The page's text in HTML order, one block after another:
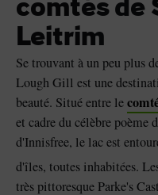
comtés de
Leitrim
Se trouvant à un peu plus
Lough Gill est une
beauté. Situé entre le
et cadre du célèbre poème
d'Innisfree, le lac est
d'îles, toutes inhabitées.
très pittoresque Parke's